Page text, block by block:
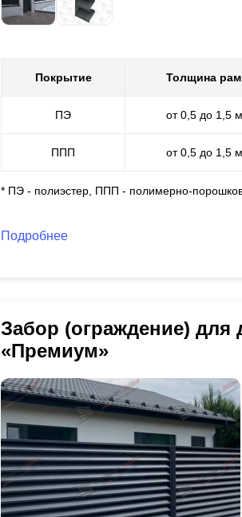
Покрытие Толщина
ПЭ от 0,5 до 1,5
ППП от 0,5 до 1,5
* ПЭ - полиэстер, ППП - полимерно-
Подробнее
Забор (ограждение)
«Премиум»